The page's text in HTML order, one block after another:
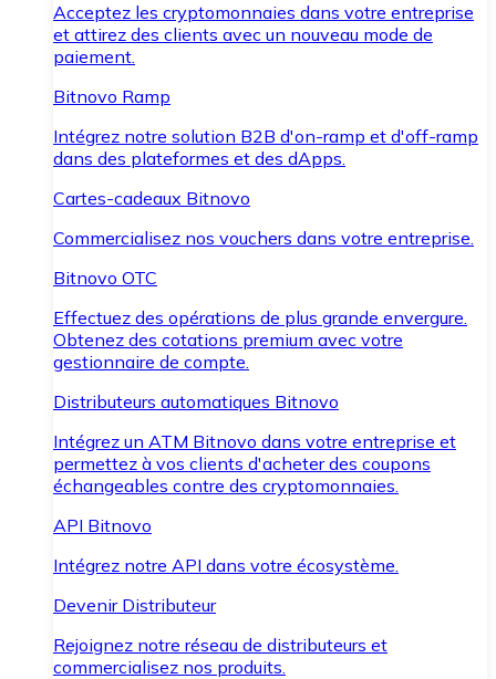
Acceptez les cryptomonnaies dans votre entreprise
et attirez des clients avec un nouveau mode de
paiement.
Bitnovo Ramp
Intégrez notre solution B2B d'on-ramp et d'off-ramp
dans des plateformes et des dApps.
Cartes-cadeaux Bitnovo
Commercialisez nos vouchers dans votre entreprise.
Bitnovo OTC
Effectuez des opérations de plus grande envergure.
Obtenez des cotations premium avec votre
gestionnaire de compte.
Distributeurs automatiques Bitnovo
Intégrez un ATM Bitnovo dans votre entreprise et
permettez à vos clients d'acheter des coupons
échangeables contre des cryptomonnaies.
API Bitnovo
Intégrez notre API dans votre écosystème.
Devenir Distributeur
Rejoignez notre réseau de distributeurs et
commercialisez nos produits.